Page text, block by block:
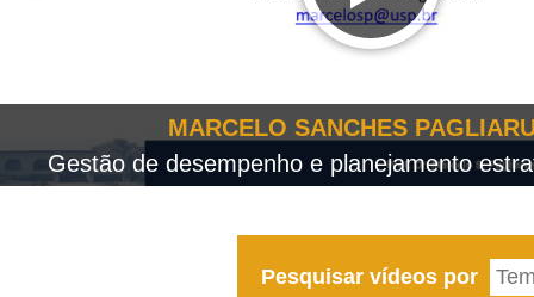
MARCELO SANCHES
Gestão de desempenho e planejamento
Pesquisar vídeos por